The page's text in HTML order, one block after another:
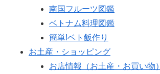
南国フルーツ図鑑
ベトナム料理図鑑
簡単!ベト飯作り
お土産・ショッピング
お店情報（お土産・お買い物）